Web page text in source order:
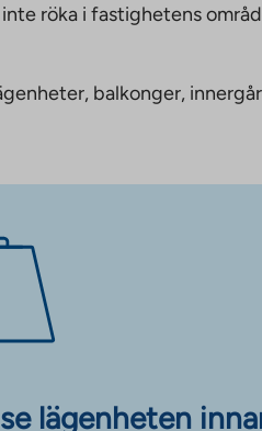
röka i fastighetens
balkonger,
lägenheten